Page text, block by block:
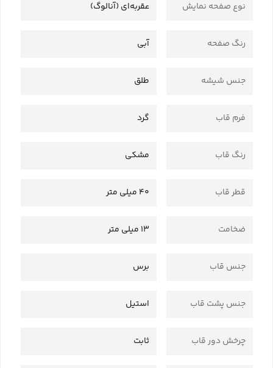
نوع صفحه نمایش عقربه‌ای (آنالوگ)
رنگ صفحه آبی
جنس شیشه طلق
فرم قاب گرد
رنگ قاب مشکی
قطر قاب 40 میلی متر
ضخامت 13 میلی متر
جنس قاب برس
جنس پشت قاب استیل
چرخش دور قاب ثابت